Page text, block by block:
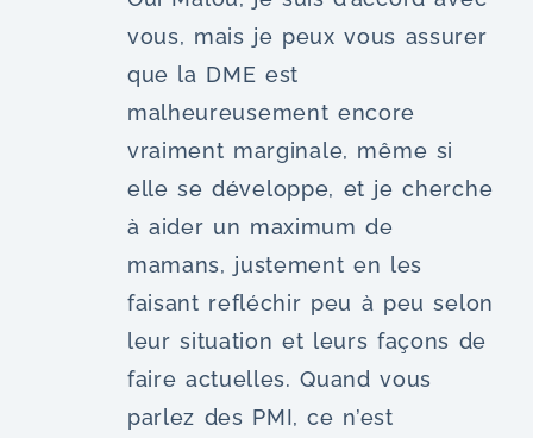
vous, mais je peux vous assurer
que la DME est
malheureusement encore
vraiment marginale, même si
elle se développe, et je cherche
à aider un maximum de
mamans, justement en les
faisant refléchir peu à peu selon
leur situation et leurs façons de
faire actuelles. Quand vous
parlez des PMI, ce n’est